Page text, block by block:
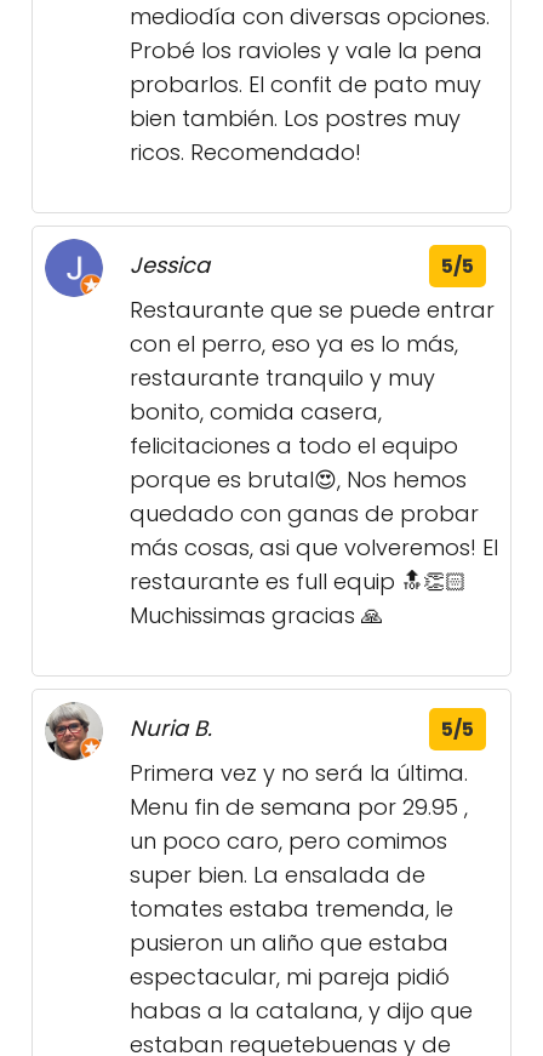
mediodía con diversas opciones.
Probé los ravioles y vale la pena
probarlos. El confit de pato muy
bien también. Los postres muy
ricos. Recomendado!
Jessica 5/5
Restaurante que se puede entrar
con el perro, eso ya es lo más,
restaurante tranquilo y muy
bonito, comida casera,
felicitaciones a todo el equipo
porque es brutal😍, Nos hemos
quedado con ganas de probar
más cosas, asi que volveremos! El
restaurante es full equip 🔝👏🏻
Muchissimas gracias 🙏
Nuria B. 5/5
Primera vez y no será la última.
Menu fin de semana por 29.95 ,
un poco caro, pero comimos
super bien. La ensalada de
tomates estaba tremenda, le
pusieron un aliño que estaba
espectacular, mi pareja pidió
habas a la catalana, y dijo que
estaban requetebuenas y de